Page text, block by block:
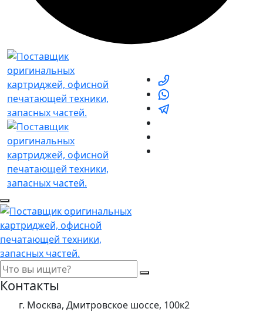
Контакты
г. Москва, Дмитровское шоссе, 100к2